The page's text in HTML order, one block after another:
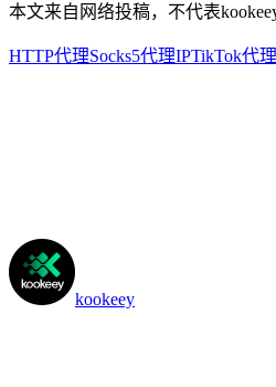
本文来自网络投稿，不代表
HTTP代理Socks5代理IPTikTok代理
kookeey